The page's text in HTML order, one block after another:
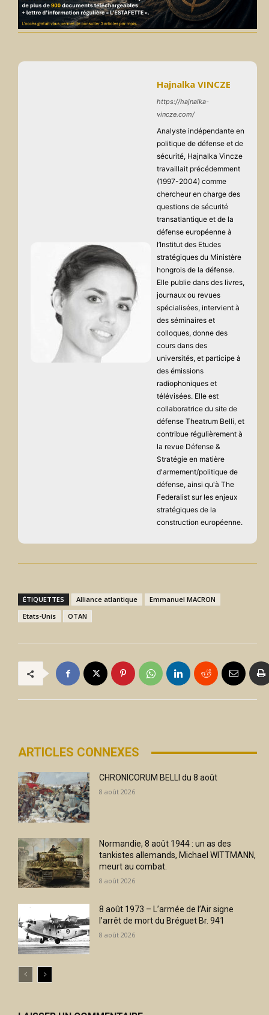
Hajnalka VINCZE
https://hajnalka-
vincze.com/
Analyste indépendante en
politique de défense et de
sécurité, Hajnalka Vincze
travaillait précédemment
(1997-2004) comme
chercheur en charge des
questions de sécurité
transatlantique et de la
défense européenne à
l’Institut des Etudes
stratégiques du Ministère
hongrois de la défense.
Elle publie dans des livres,
journaux ou revues
spécialisées, intervient à
des séminaires et
colloques, donne des
cours dans des
universités, et participe à
des émissions
radiophoniques et
télévisées. Elle est
collaboratrice du site de
défense Theatrum Belli, et
contribue régulièrement à
la revue Défense &
Stratégie en matière
d'armement/politique de
défense, ainsi qu'à The
Federalist sur les enjeux
stratégiques de la
construction européenne.
ÉTIQUETTES Alliance atlantique
Emmanuel MACRON
Etats-Unis
OTAN
ARTICLES CONNEXES
CHRONICORUM BELLI du 8 août
8 août 2026
Normandie, 8 août 1944 : un as des
tankistes allemands, Michael WITTMANN,
meurt au combat.
8 août 2026
8 août 1973 – L’armée de l’Air signe
l’arrêt de mort du Bréguet Br. 941
8 août 2026